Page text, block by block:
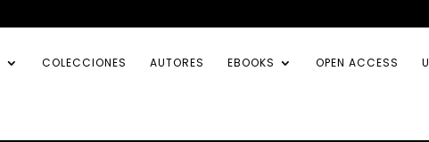
COLECCIONES AUTORES EBOOKS OPEN ACCESS